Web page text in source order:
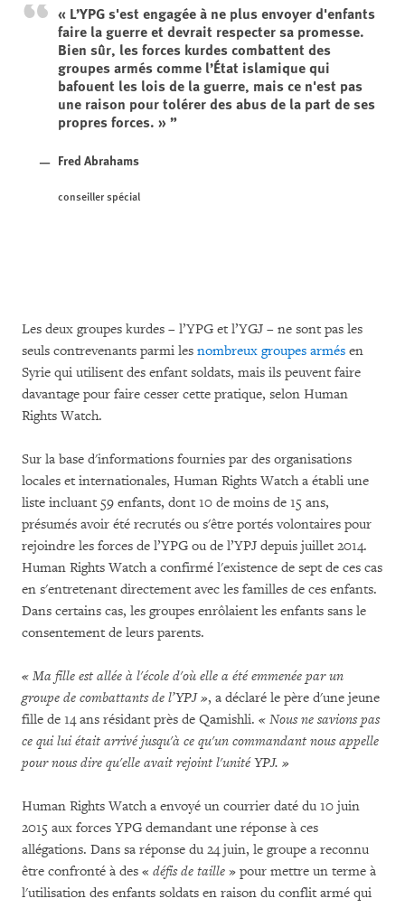
« L’YPG s'est engagée à ne plus envoyer d'enfants
faire la guerre et devrait respecter sa promesse.
Bien sûr, les forces kurdes combattent des
groupes armés comme l’État islamique qui
bafouent les lois de la guerre, mais ce n'est pas
une raison pour tolérer des abus de la part de ses
propres forces. »
Fred Abrahams
conseiller spécial
Les deux groupes kurdes – l’YPG et l’YGJ – ne sont pas les
seuls contrevenants parmi les nombreux groupes armés en
Syrie qui utilisent des enfant soldats, mais ils peuvent faire
davantage pour faire cesser cette pratique, selon Human
Rights Watch.
Sur la base d'informations fournies par des organisations
locales et internationales, Human Rights Watch a établi une
liste incluant 59 enfants, dont 10 de moins de 15 ans,
présumés avoir été recrutés ou s'être portés volontaires pour
rejoindre les forces de l’YPG ou de l’YPJ depuis juillet 2014.
Human Rights Watch a confirmé l'existence de sept de ces cas
en s'entretenant directement avec les familles de ces enfants.
Dans certains cas, les groupes enrôlaient les enfants sans le
consentement de leurs parents.
« Ma fille est allée à l'école d'où elle a été emmenée par un
groupe de combattants de l’YPJ », a déclaré le père d'une jeune
fille de 14 ans résidant près de Qamishli. « Nous ne savions pas
ce qui lui était arrivé jusqu'à ce qu'un commandant nous appelle
pour nous dire qu'elle avait rejoint l'unité YPJ. »
Human Rights Watch a envoyé un courrier daté du 10 juin
2015 aux forces YPG demandant une réponse à ces
allégations. Dans sa réponse du 24 juin, le groupe a reconnu
être confronté à des « défis de taille » pour mettre un terme à
l'utilisation des enfants soldats en raison du conflit armé qui